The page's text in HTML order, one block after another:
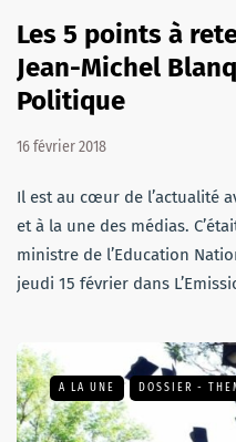
Les 5 points à
Jean-Michel
Politique
16 février 2018
Il est au cœur de l’actualité
et à la une des médias.
ministre de l’Education
jeudi 15 février dans
A LA UNE DOSSIER -